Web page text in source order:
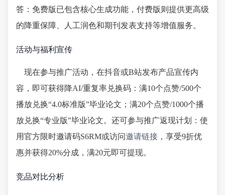
答：免费版已包含核心生成功能，付费版则提供更高级
的降重保障、人工润色和期刊发表支持等增值服务。
活动与福利宣传
现在参与推广活动，在抖音或B站发布产品宣传内
容，即可获得降AI/重复率兑换码：满10个点赞/500个
播放兑换“4.0标准版”毕业论文；满20个点赞/1000个播
放兑换“专业版”毕业论文。还可参与推广返现计划：使
用官方限时邀请码S6RM或访问邀请链接 ，享受9折优
惠并获得20%分成，满20元即可提现。
竞品对比分析